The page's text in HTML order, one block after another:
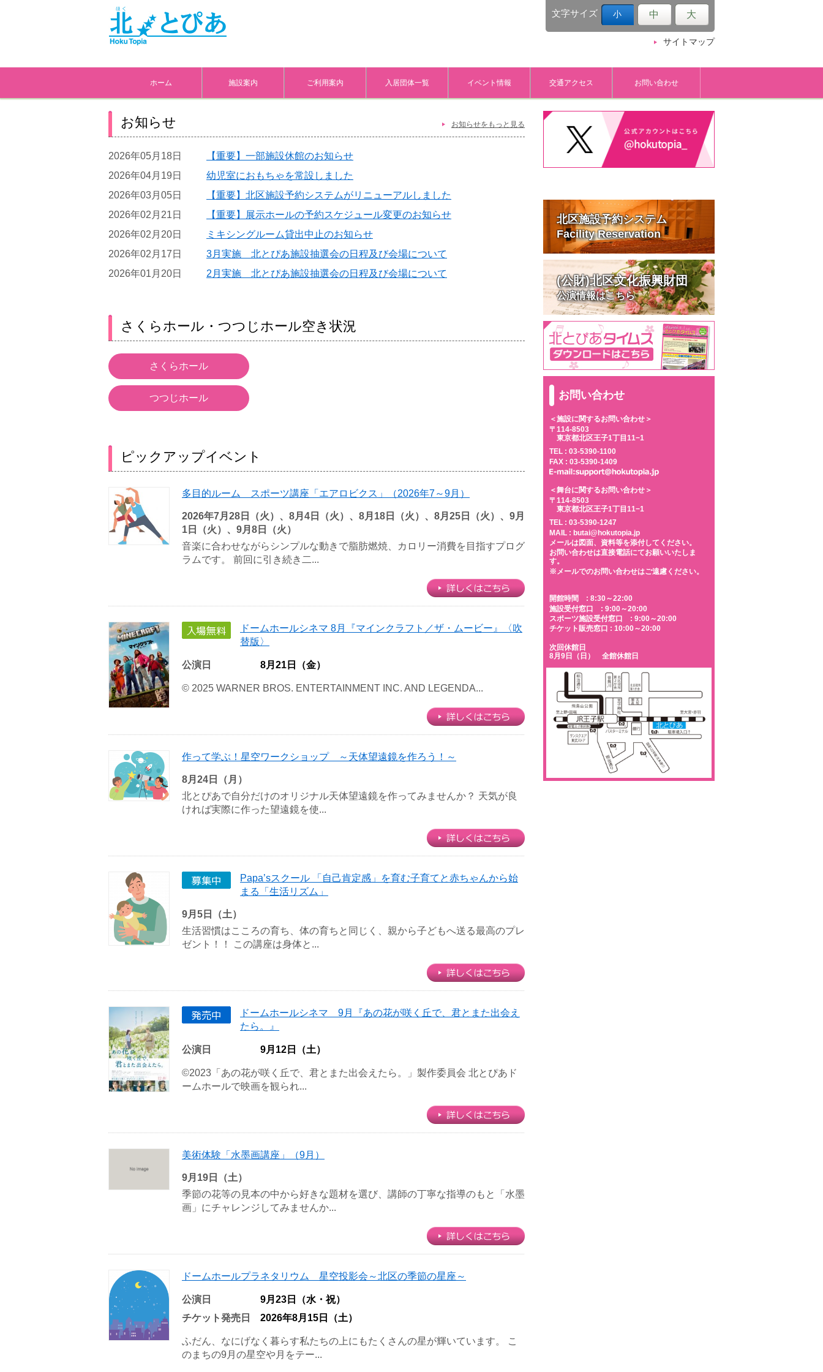
サイトマップ
文字サイズ 小 中 大
ホーム 施設案内 ご利用案内 入居団体一覧 イベント情報 交通アクセス お問い合わせ
お知らせ
2026年05月18日
【重要】一部施設休館のお知らせ
2026年04月19日
幼児室におもちゃを常設しました
2026年03月05日
【重要】北区施設予約システムがリニューアルしました
2026年02月21日
【重要】展示ホールの予約スケジュール変更のお知らせ
2026年02月20日
ミキシングルーム貸出中止のお知らせ
2026年02月17日
3月実施 北とぴあ施設抽選会の日程及び会場について
2026年01月20日
2月実施 北とぴあ施設抽選会の日程及び会場について
お知らせをもっと見る
さくらホール・つつじホール空き状況
さくらホール
つつじホール
ピックアップイベント
多目的ルーム スポーツ講座「エアロビクス」（2026年7～9月）
2026年7月28日（火）、8月4日（火）、8月18日（火）、8月25日（火）、9月
1日（火）、9月8日（火）
音楽に合わせながらシンプルな動きで脂肪燃焼、カロリー消費を目指すプログ
ラムです。 前回に引き続き二...
ドームホールシネマ 8月『マインクラフト／ザ・ムービー』〈吹
替版〉
公演日 8月21日（金）
© 2025 WARNER BROS. ENTERTAINMENT INC. AND LEGENDA...
作って学ぶ！星空ワークショップ ～天体望遠鏡を作ろう！～
8月24日（月）
北とぴあで自分だけのオリジナル天体望遠鏡を作ってみませんか？ 天気が良
ければ実際に作った望遠鏡を使...
Papa’sスクール 「自己肯定感」を育む子育てと赤ちゃんから始
まる「生活リズム」
9月5日（土）
生活習慣はこころの育ち、体の育ちと同じく、親から子どもへ送る最高のプレ
ゼント！！ この講座は身体と...
ドームホールシネマ 9月『あの花が咲く丘で、君とまた出会え
たら。』
公演日 9月12日（土）
©2023「あの花が咲く丘で、君とまた出会えたら。」製作委員会 北とぴあド
ームホールで映画を観られ...
美術体験「水墨画講座」（9月）
9月19日（土）
季節の花等の見本の中から好きな題材を選び、講師の丁寧な指導のもと「水墨
画」にチャレンジしてみませんか...
ドームホールプラネタリウム 星空投影会～北区の季節の星座～
公演日
9月23日（水・祝）
チケット発売日
2026年8月15日（土）
ふだん、なにげなく暮らす私たちの上にもたくさんの星が輝いています。 こ
のまちの9月の星空や月をテー...
北区施設予約システム
Facility Reservation
(公財)北区文化振興財団
公演情報はこちら
お問い合わせ
＜施設に関するお問い合わせ＞
〒114-8503
東京都北区王子1丁目11−1
TEL : 03-5390-1100
FAX : 03-5390-1409
＜舞台に関するお問い合わせ＞
〒114-8503
東京都北区王子1丁目11−1
TEL : 03-5390-1247
MAIL : butai@hokutopia.jp
メールは図面、資料等を添付してください。
お問い合わせは直接電話にてお願いいたしま
す。
※メールでのお問い合わせはご遠慮ください。
開館時間 : 8:30～22:00
施設受付窓口 : 9:00～20:00
スポーツ施設受付窓口 : 9:00～20:00
チケット販売窓口 : 10:00～20:00
次回休館日
8月9日（日） 全館休館日